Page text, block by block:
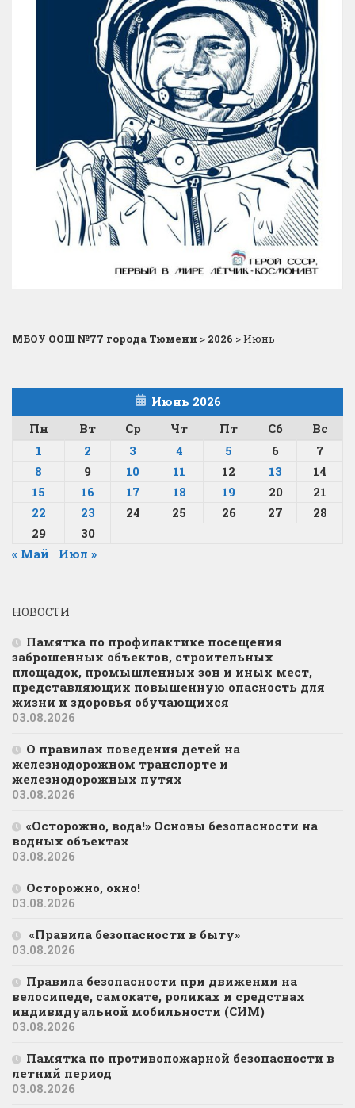
МБОУ ООШ №77 города Тюмени > 2026 >Июнь
Июнь 2026
Пн
Вт Ср Чт Пт Сб
Вс
1
2 3 4 5 6
7
8
9 10 11 12 13
14
15
16 17 18 19 20
21
22
23 24 25 26 27
28
29
30
« Май
Июл »
НОВОСТИ
Памятка по профилактике посещения
заброшенных объектов, строительных
площадок, промышленных зон и иных мест,
представляющих повышенную опасность для
жизни и здоровья обучающихся
03.08.2026
О правилах поведения детей на
железнодорожном транспорте и
железнодорожных путях
03.08.2026
«Осторожно, вода!» Основы безопасности на
водных объектах
03.08.2026
Осторожно, окно!
03.08.2026
«Правила безопасности в быту»
03.08.2026
Правила безопасности при движении на
велосипеде, самокате, роликах и средствах
индивидуальной мобильности (СИМ)
03.08.2026
Памятка по противопожарной безопасности в
летний период
03.08.2026